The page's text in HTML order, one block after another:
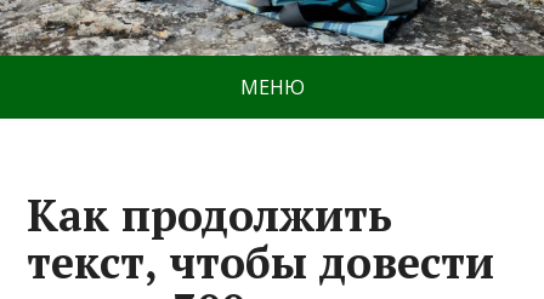
МЕНЮ
Как продолжить
текст, чтобы довести